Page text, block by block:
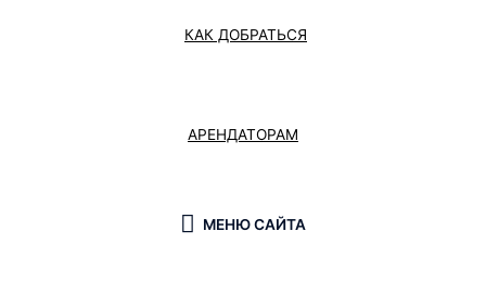
КАК ДОБРАТЬСЯ
АРЕНДАТОРАМ
МЕНЮ САЙТА